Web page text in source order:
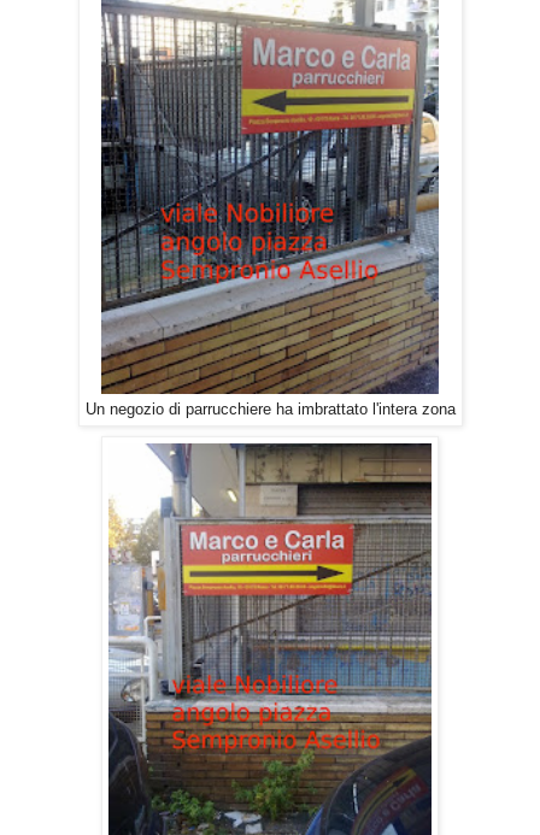
Un negozio di parrucchiere ha imbrattato l'intera zona